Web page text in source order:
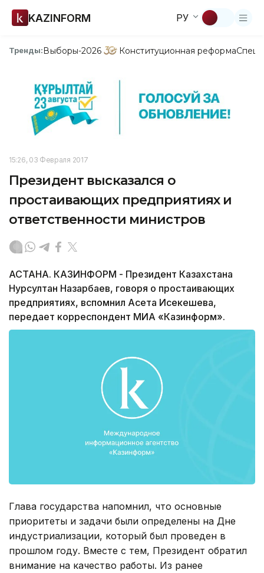
KAZINFORM РУ
Тренды:Выборы-2026 Конституционная реформа
15:26, 03 Февраля 2017
Президент высказался о
простаивающих предприятиях и
ответственности министров
АСТАНА. КАЗИНФОРМ - Президент Казахстана
Нурсултан Назарбаев, говоря о простаивающих
предприятиях, вспомнил Асета Исекешева,
передает корреспондент МИА «Казинформ».
Глава государства напомнил, что основные
приоритеты и задачи были определены на Дне
индустриализации, который был проведен в
прошлом году. Вместе с тем, Президент обратил
внимание на качество работы. Из ранее